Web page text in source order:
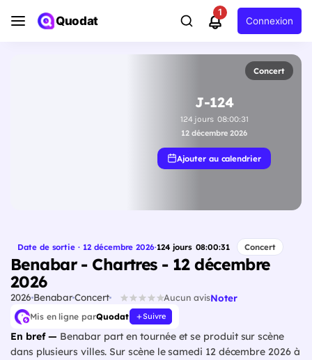
Quodat
1
Connexion
Concert
J-124
124jours 08:00:30
12 décembre 2026
Ajouter au calendrier
Date de sortie · 12 décembre 2026·124jours 08:00:30 Concert
Benabar - Chartres - 12 décembre
2026
2026 BenabarConcert Aucun avisNoter
Mis en ligne parQuodat Suivre
En bref — Benabar part en tournée et se produit sur scène
dans plusieurs villes. Sur scène le samedi 12 décembre 2026 à